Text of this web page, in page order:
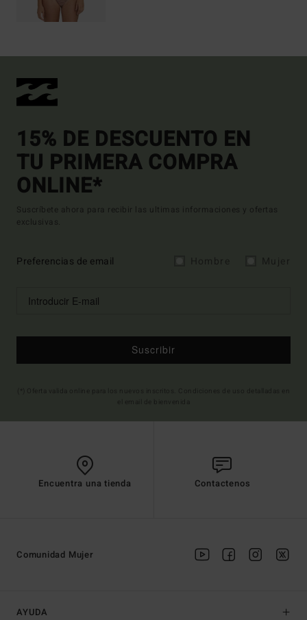
15% DE DESCUENTO EN
TU PRIMERA COMPRA
ONLINE*
Suscríbete ahora para recibir las ultimas informaciones y ofertas
exclusivas.
Preferencias de email
Suscribir
Encuentra una tienda Contactenos
AYUDA
Comunidad Mujer